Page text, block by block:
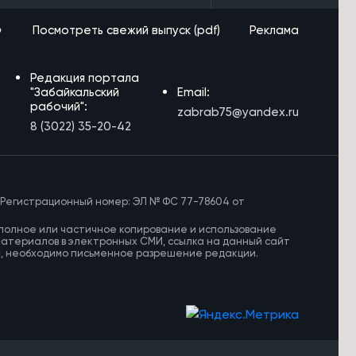
Посмотреть свежий выпуск (pdf) Реклама
Редакция портала
"Забайкальский
рабочий":
8 (3022) 35-20-42
Email:
zabrab75@yandex.ru
Регистрационный номер: ЭЛ № ФС 77-78604 от
или частичное копирование и использование
в электронных СМИ, ссылка на данный сайт
необходимо письменное разрешение редакции.